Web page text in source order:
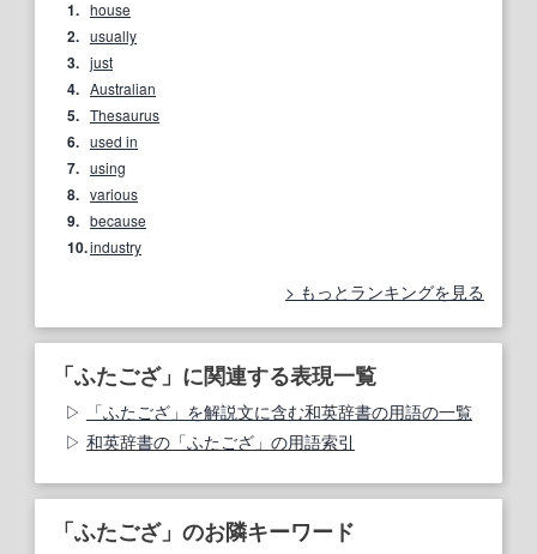
1. house
2. usually
3. just
4. Australian
5. Thesaurus
6. used in
7. using
8. various
9. because
10.industry
もっとランキングを見る
「ふたござ」に関連する表現一覧
「ふたござ」を解説文に含む和英辞書の用語の一覧
和英辞書の「ふたござ」の用語索引
「ふたござ」のお隣キーワード